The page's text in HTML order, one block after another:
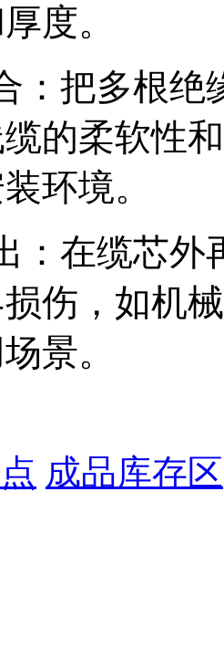
度。
：把多根
的柔软性
环境。
：在缆芯外
伤，如机
景。
成品库存区